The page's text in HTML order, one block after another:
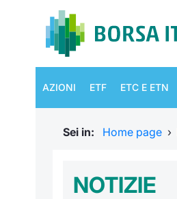
AZIONI ETF ETC E ETN
Sei in: Home page ›
NOTIZIE